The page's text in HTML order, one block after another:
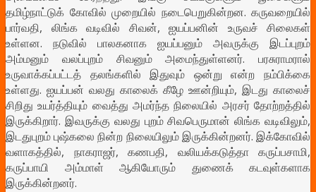
தமிழ்நாட்டுக் கோவில் முறையில் நடைபெறுகின்றன. கருவறையில்
பார்வதி, லிங்க வடிவில் சிவன், ஐயப்பனின் உருவச் சிலைகள்
உள்ளன. நடுவில் பாலகனாக ஐயப்பனும் அவருக்கு இடப்புறம்
அம்மனும் வலப்புறம் சிவனும் அமைந்துள்ளனர். பரசுராமரால்
உருவாக்கப்பட்டத் தலங்களில் இதுவும் ஒன்று என்ற நம்பிக்கை
உள்ளது. ஐயப்பன் வலது காலைக் கீழே ஊன்றியும், இடது காலைச்
சிறிது உயர்த்தியும் வைத்து அமர்ந்த நிலையில் அரசர் தோற்றத்தில்
இருக்கிறார். இவருக்கு வலது புறம் சிவபெருமான் லிங்க வடிவிலும்,
இடதுபுறம் புஷ்கலை நின்ற நிலையிலும் இருக்கின்றனர். இக்கோவில்
வளாகத்தில், நாகராஜர், கணபதி, வலியக்கடுத்தா கருப்பசாமி,
கருப்பாயி அம்மாள் ஆகியோரும் துணைக் கடவுள்களாக
இருக்கின்றனர்.